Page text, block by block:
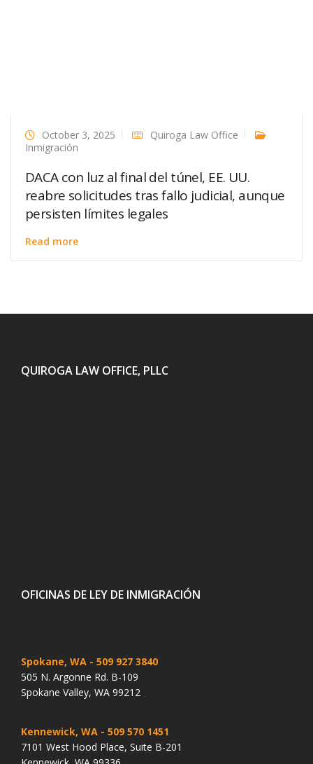
October 3, 2025
Quiroga Law Office
Inmigración
DACA con luz al final del túnel, EE. UU.
reabre solicitudes tras fallo judicial, aunque
persisten límites legales
Read more
QUIROGA LAW OFFICE, PLLC
OFICINAS DE LEY DE INMIGRACIÓN
Spokane, WA - 509 927 3840
505 N. Argonne Rd. B-109
Spokane Valley, WA 99212
Kennewick, WA - 509 570 1451
7101 West Hood Place, Suite B-201